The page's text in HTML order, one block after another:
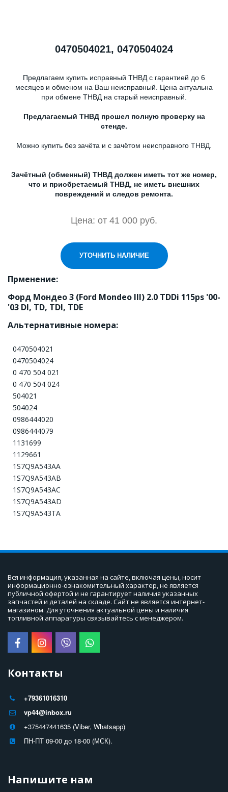
0470504021, 0470504024
Предлагаем купить исправный ТНВД с гарантией до 6
месяцев и обменом на Ваш неисправный. Цена актуальна
при обмене ТНВД на старый неисправный.
Предлагаемый ТНВД прошел полную проверку на
стенде.
Можно купить без зачёта и с зачётом неисправного ТНВД.
Зачётный (обменный) ТНВД должен иметь тот же номер,
что и приобретаемый ТНВД, не иметь внешних
повреждений и следов ремонта.
Цена: от 41 000 руб.
УТОЧНИТЬ НАЛИЧИЕ
Прменение:
Форд Мондео 3 (Ford Mondeo III) 2.0 TDDi 115ps '00-
'03 DI, TD, TDI, TDE
Альтернативные номера:
0470504021
0470504024
0 470 504 021
0 470 504 024
504021
504024
0986444020
0986444079
1131699
1129661
1S7Q9A543AA
1S7Q9A543AB
1S7Q9A543AC
1S7Q9A543AD
1S7Q9A543TA
Вся информация, указанная на сайте, включая цены, носит
информационно-ознакомительный характер, не является
публичной офертой и не гарантирует наличия указанных
запчастей и деталей на складе. Сайт не является интернет-
магазином. Для уточнения актуальной цены и наличия
топливной аппаратуры связывайтесь с менеджером.
Контакты
+79361016310
vp44@inbox.ru
+375447441635 (Viber, Whatsapp)
ПН-ПТ 09-00 до 18-00 (МСК).
Напишите нам